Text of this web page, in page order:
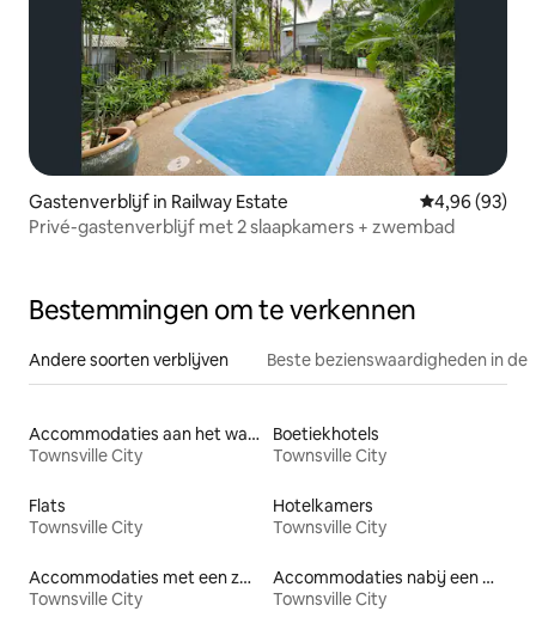
Gastenverblijf in Railway Estate Gemiddelde
4,96 (93)
Privé-gastenverblijf met 2 slaapkamers + zwembad
Bestemmingen om te verkennen
Andere soorten verblijven Beste bezienswaardigheden in de
Accommodaties aan het water
Townsville City
Boetiekhotels
Townsville City
Flats
Townsville City
Hotelkamers
Townsville City
Accommodaties met een zwembad
Townsville City
Accommodaties nabij een meer
Townsville City